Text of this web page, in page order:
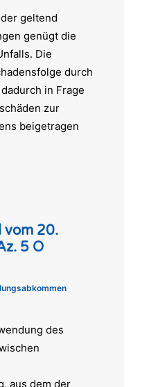
geltend
genügt die
Die
durch
in Frage
zur
beigetragen
vom 20.
5 O
des
aus dem der